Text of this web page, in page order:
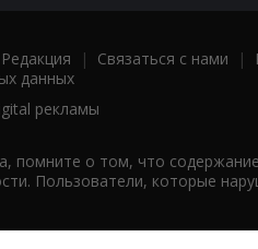
Редакция | Связаться с нами |
данных
рекламы
помните о том, что
Пользователи, которые